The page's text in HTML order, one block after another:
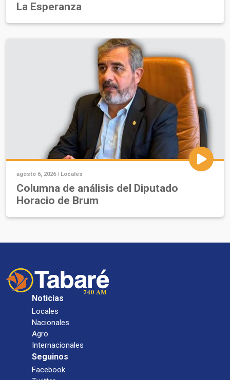
La Esperanza
agosto 6, 2026 | Locales
Columna de análisis del Diputado
Horacio de Brum
Noticias
Locales
Nacionales
Agro
Internacionales
Seguinos
Facebook